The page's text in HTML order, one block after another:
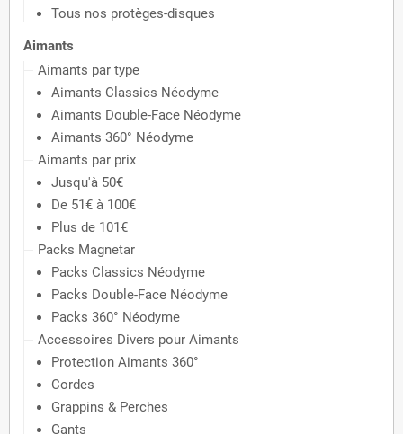
Tous nos protèges-disques
Aimants
Aimants par type
Aimants Classics Néodyme
Aimants Double-Face Néodyme
Aimants 360° Néodyme
Aimants par prix
Jusqu'à 50€
De 51€ à 100€
Plus de 101€
Packs Magnetar
Packs Classics Néodyme
Packs Double-Face Néodyme
Packs 360° Néodyme
Accessoires Divers pour Aimants
Protection Aimants 360°
Cordes
Grappins & Perches
Gants